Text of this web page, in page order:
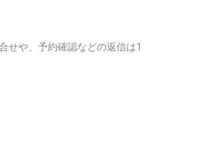
せや、予約確認などの返信は1